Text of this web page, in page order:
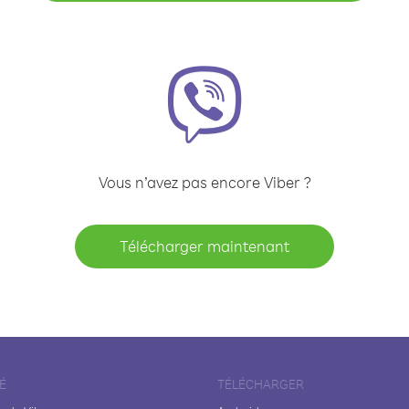
Vous n’avez pas encore Viber ?
Télécharger maintenant
TÉLÉCHARGER